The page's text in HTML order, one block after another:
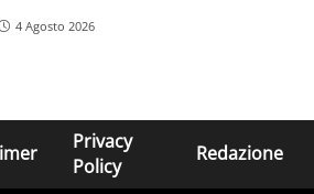
4 Agosto 2026
Privacy
Policy
Redazione